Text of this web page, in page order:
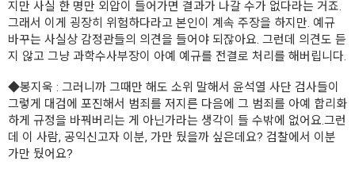
지만 사실 한 명만 외압이 들어가면 결과가 나갈 수가 없다라는 거죠.
그래서 이게 굉장히 위험하다라고 본인이 계속 주장을 하지만. 예규
바꾸는 사실상 감정관들의 의견을 들어야 되잖아요. 그런데 의견도 듣
지 않고 그냥 과학수사부장이 아예 예규를 전결로 처리를 해버립니다.
◆봉지욱 : 그러니까 그때만 해도 소위 말해서 윤석열 사단 검사들이
그렇게 대검에 포진해서 범죄를 저지른 다음에 그 범죄를 아예 합리화
하게 규정을 바꿔버리는 게 아닌가라는 생각이 들 수밖에 없어요.그런
데 이 사람, 공익신고자 이분, 가만 뒀을까 싶은데요? 검찰에서 이분
가만 뒀어요?